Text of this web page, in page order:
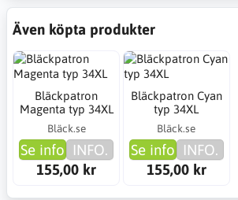
Även köpta produkter
Bläckpatron
Magenta typ 34XL
Bläck.se
Se info INFO.
155,00 kr
Bläckpatron Cyan
typ 34XL
Bläck.se
Se info INFO.
155,00 kr